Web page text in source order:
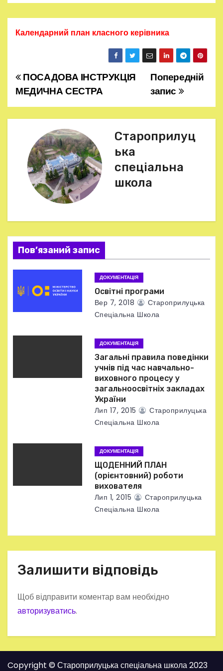
Календарний план класного керівника
Н
а
в
і
я
з
а
п
и
і
Попередній
запис
ПОСАДОВА ІНСТРУКЦІЯ
МЕДИЧНА СЕСТРА
Староприлуц
ька
спеціальна
школа
Пов’язаний запис
ДОКУМЕНТАЦІЯ
Освітні програми
Вер 7, 2018
Староприлуцька
Спеціальна Школа
ДОКУМЕНТАЦІЯ
Загальні правила поведінки
учнів під час навчально-
виховного процесу у
загальноосвітніх закладах
України
Лип 17, 2015
Староприлуцька
Спеціальна Школа
ДОКУМЕНТАЦІЯ
ЩОДЕННИЙ ПЛАН
(орієнтовний) роботи
вихователя
Лип 1, 2015
Староприлуцька
Спеціальна Школа
Залишити відповідь
Щоб відправити коментар вам необхідно
авторизуватись.
Copyright © Староприлуцька спеціальна школа 2023